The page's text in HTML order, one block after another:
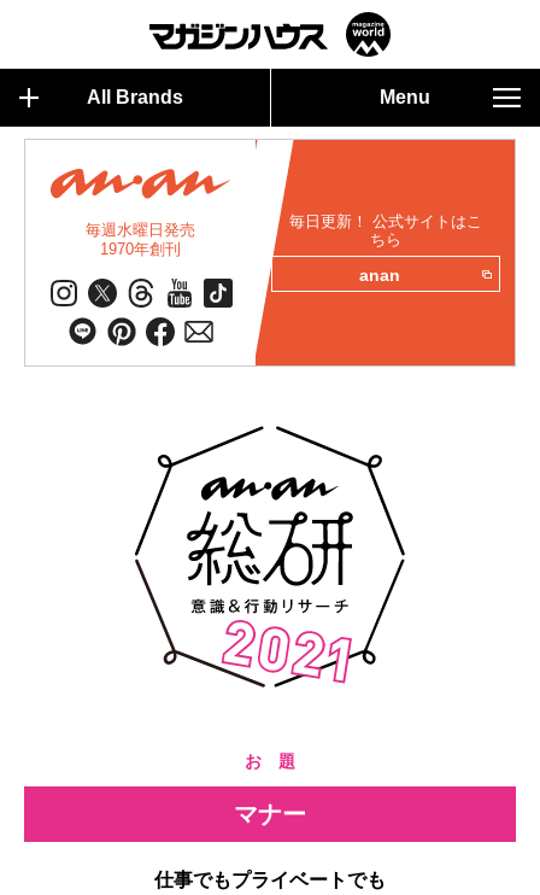
All Brands Menu
毎週水曜日発売
1970年創刊
毎日更新！ 公式サイトはこ
ちら
anan
お 題
マナー
仕事でもプライベートでも